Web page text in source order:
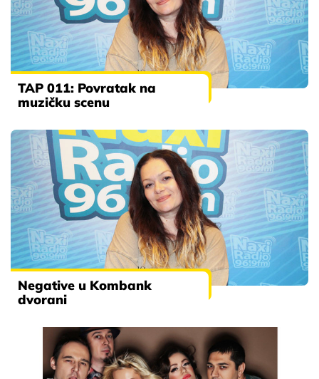
TAP 011: Povratak na
muzičku scenu
Negative u Kombank
dvorani